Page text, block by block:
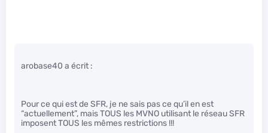
arobase40 a écrit :
Pour ce qui est de SFR, je ne sais pas ce qu’il en est
“actuellement”, mais TOUS les MVNO utilisant le réseau SFR
imposent TOUS les mêmes restrictions !!!